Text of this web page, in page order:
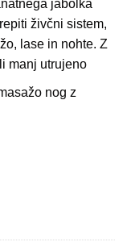
jabolka
živčni sistem,
lase in nohte. Z
manj utrujeno
nog z